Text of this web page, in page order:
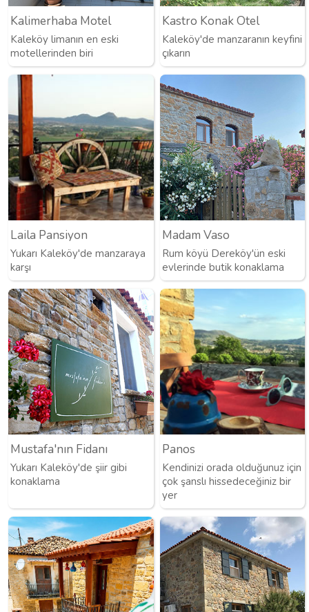
Kalimerhaba Motel
Kaleköy limanın en eski
motellerinden biri
Kastro Konak Otel
Kaleköy'de manzaranın keyfini
çıkarın
Laila Pansiyon
Yukarı Kaleköy'de manzaraya
karşı
Madam Vaso
Rum köyü Dereköy'ün eski
evlerinde butik konaklama
Mustafa'nın Fidanı
Yukarı Kaleköy'de şiir gibi
konaklama
Panos
Kendinizi orada olduğunuz için
çok şanslı hissedeceğiniz bir
yer